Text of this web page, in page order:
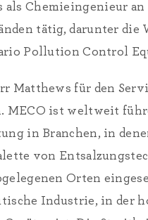
als Chemieingenieur
tätig, darunter
Pollution Control
Matthews für den
ist weltweit
in Branchen, in
von
Orten
Industrie, in